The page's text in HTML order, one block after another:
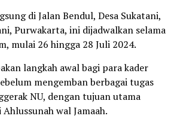
di Jalan Bendul, Desa Sukatani,
Purwakarta, ini dijadwalkan selama
mulai 26 hingga 28 Juli 2024.
langkah awal bagi para kader
mengemban berbagai tugas
NU, dengan tujuan utama
wal Jamaah.